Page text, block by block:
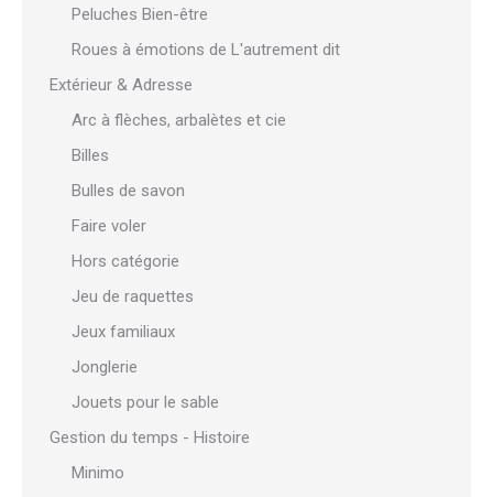
Peluches Bien-être
Roues à émotions de L'autrement dit
Extérieur & Adresse
Arc à flèches, arbalètes et cie
Billes
Bulles de savon
Faire voler
Hors catégorie
Jeu de raquettes
Jeux familiaux
Jonglerie
Jouets pour le sable
Gestion du temps - Histoire
Minimo